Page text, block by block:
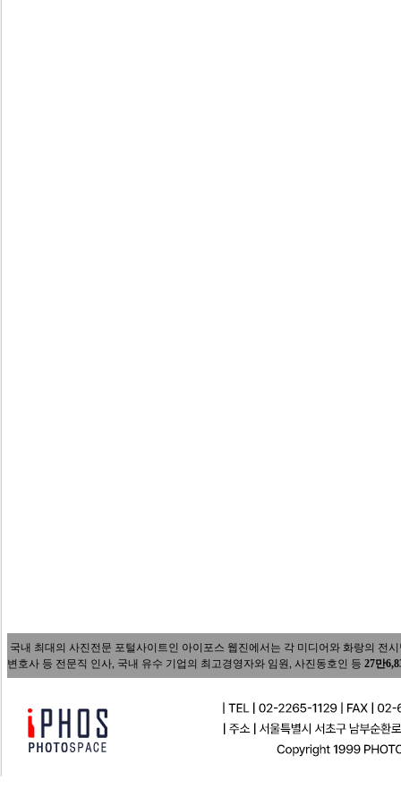
국내 최대의 사진전문 포털사이트인 아이포스 웹진에서는 각 미디어와 화랑의 전
변호사 등 전문직 인사, 국내 유수 기업의 최고경영자와 임원, 사진동호인 등 27만